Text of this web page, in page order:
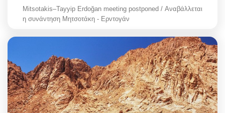
Mitsotakis–Tayyip Erdoğan meeting postponed / Αναβάλλεται
η συνάντηση Μητσοτάκη - Ερντογάν